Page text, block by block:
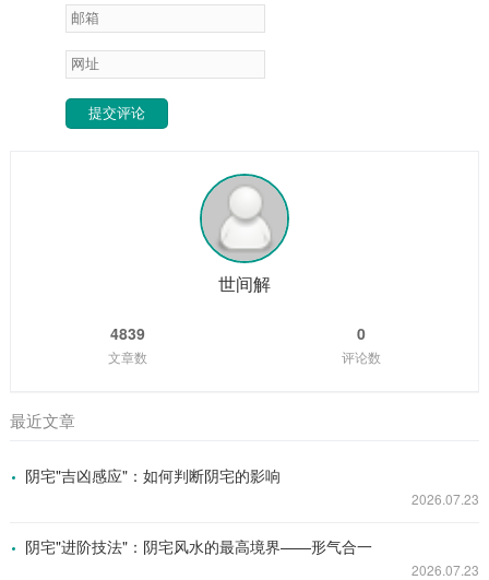
提交评论
世间解
4839
文章数
0
评论数
最近文章
阴宅"吉凶感应"：如何判断阴宅的影响
2026.07.23
阴宅"进阶技法"：阴宅风水的最高境界——形气合一
2026.07.23